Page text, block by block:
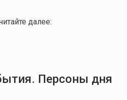
далее:
Персоны дня